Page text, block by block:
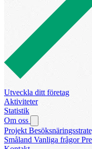
Utveckla ditt företag
Aktiviteter
Statistik
Om oss
Projekt
Småland Vanliga frågor